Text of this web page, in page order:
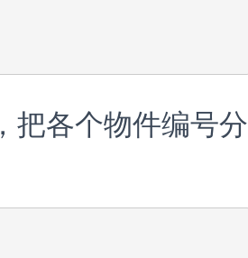
，把各个物件编号分